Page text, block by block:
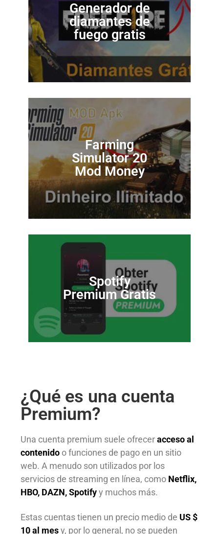
Generador de
diamantes de
fuego gratis
Farming
Simulator 20
Mod Money
Spotify
Premium Gratis
¿Qué es una cuenta
Premium?
Una cuenta premium suele ofreceracceso al
contenido o funciones de pago en un sitio
web. A menudo son utilizados por los
servicios de streaming en línea, como Netflix,
HBO, DAZN, Spotifyy muchos más.
Estas cuentas tienen un precio medio de US $
10 al mesy, por lo general, no se pueden